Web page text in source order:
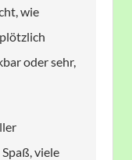
wie
oder sehr,
viele